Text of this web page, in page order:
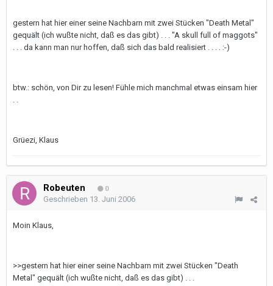
gestern hat hier einer seine Nachbarn mit zwei Stücken "Death Metal"
gequält (ich wußte nicht, daß es das gibt) . . . "A skull full of maggots"
. . . da kann man nur hoffen, daß sich das bald realisiert . . . . :-)
btw.: schön, von Dir zu lesen! Fühle mich manchmal etwas einsam hier
. .
Grüezi, Klaus
Robeuten 0
Geschrieben 13. Juni 2006
Moin Klaus,
>>gestern hat hier einer seine Nachbarn mit zwei Stücken "Death
Metal" gequält (ich wußte nicht, daß es das gibt) . . .